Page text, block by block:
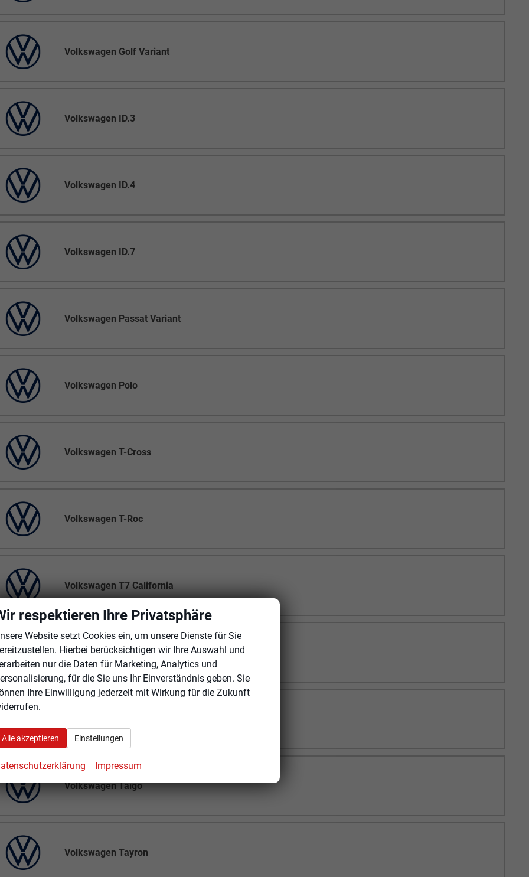
Volkswagen Golf Variant
Volkswagen ID.3
Volkswagen ID.4
Volkswagen ID.7
Volkswagen Passat Variant
Volkswagen Polo
Volkswagen T-Cross
Volkswagen T-Roc
Volkswagen T7 California
Volkswagen T7 Multivan
Volkswagen Taigo
Volkswagen Tayron
respektieren Ihre Privatsphäre
Website setzt Cookies ein, um unsere Dienste für Sie
Hierbei berücksichtigen wir Ihre Auswahl und
nur die Daten für Marketing, Analytics und
für die Sie uns Ihr Einverständnis geben. Sie
Ihre Einwilligung jederzeit mit Wirkung für die Zukunft
Alle akzeptieren Einstellungen
Impressum